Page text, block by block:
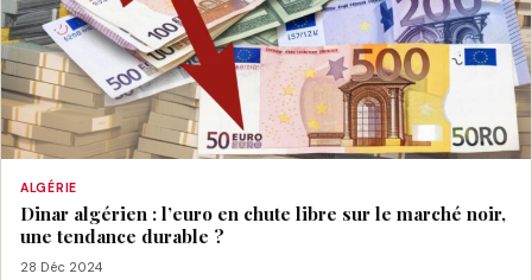
ALGÉRIE
Dinar algérien : l’euro en chute libre sur le marché noir,
une tendance durable ?
28 Déc 2024